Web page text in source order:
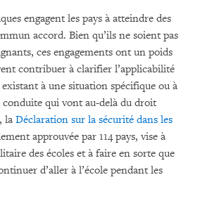
engagent les pays à atteindre des
accord. Bien qu’ils ne soient pas
ces engagements ont un poids
contribuer à clarifier l’applicabilité
à une situation spécifique ou à
qui vont au-delà du droit
la Déclaration sur la sécurité dans les
approuvée par 114 pays, vise à
des écoles et à faire en sorte que
d’aller à l’école pendant les